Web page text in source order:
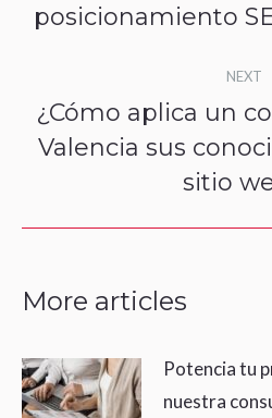
posicionamiento
NEXT
¿Cómo aplica un
Valencia sus
sitio
More articles
Potencia tu
nuestra